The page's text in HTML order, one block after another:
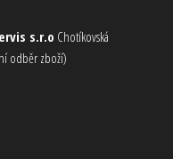
s.r.o Chotíkovská
odběr zboží)